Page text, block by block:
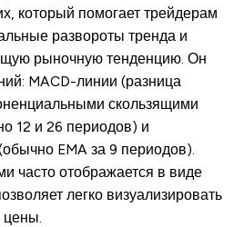
который помогает трейдерам
развороты тренда и
рыночную тенденцию. Он
MACD-линии (разница
скользящими
12 и 26 периодов) и
EMA за 9 периодов).
часто отображается в виде
легко визуализировать